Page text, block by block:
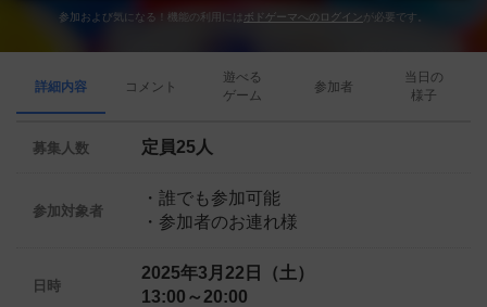
参加および気になる！機能の利用には ボドゲーマへのログイン が必要です。
詳細内容 コメント
遊べる
ゲーム
参加者
当日の
様子
募集人数 定員25人
参加対象者
・誰でも参加可能
・参加者のお連れ様
日時
2025年3月22日（土）
13:00～20:00